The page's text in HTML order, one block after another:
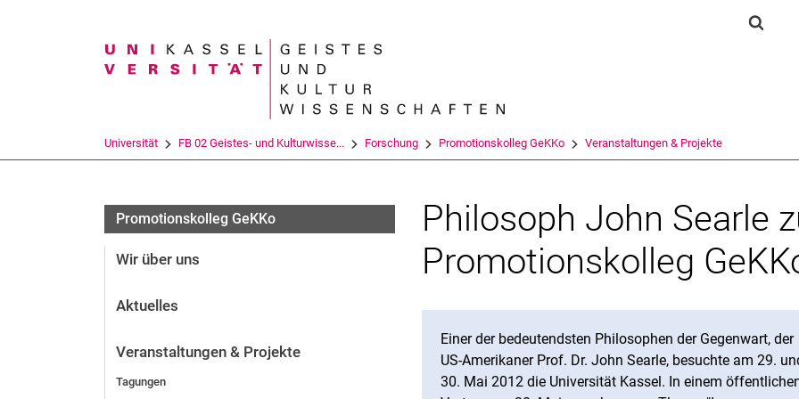
Springe direkt zu: Inhalt
Springe direkt zu: Suche
Springe direkt zu:
Suchbegriff
Universität FB 02 Geistes- und Kulturwisse... Forschung Promotionskolleg GeKKo Veranstaltungen & Projekte
Archiv
Promotionskolleg GeKKo
Wir über uns
Aktuelles
Veranstaltungen & Projekte
Tagungen
Philosoph John Searle
Promotionskolleg
Einer der bedeutendsten Philosophen der Gegenwart, der
US-Amerikaner Prof. Dr. John Searle, besuchte am 29.
30. Mai 2012 die Universität Kassel. In einem